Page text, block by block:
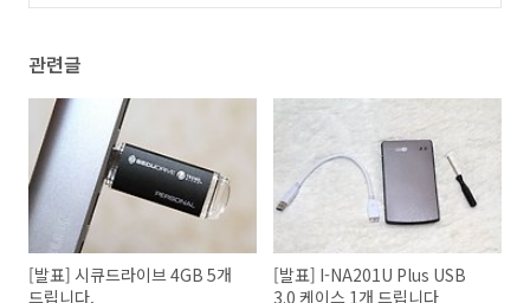
관련글
[발표] 시큐드라이브 4GB 5개
드립니다.
[발표] I-NA201U Plus USB
3.0 케이스 1개 드립니다